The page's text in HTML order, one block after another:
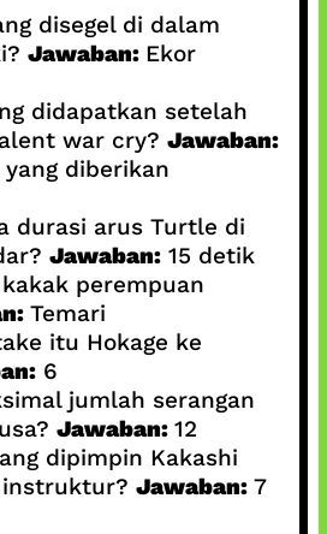
disegel di dalam
Jawaban: Ekor
didapatkan setelah
war cry? Jawaban:
diberikan
durasi arus Turtle di
Jawaban:15 detik
perempuan
Temari
itu Hokage ke
6
jumlah serangan
Jawaban: 12
dipimpin Kakashi
instruktur? Jawaban:7